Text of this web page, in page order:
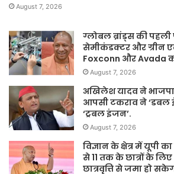
August 7, 2026
ग्लोबल ब्रांड्स की
सेमीकंडक्टर और ग्रीन
Foxconn और Avada
August 7, 2026
अखिलेश यादव ने
आपसी टकराव ने ‘डबल
‘ट्रबल इंजन’.
August 7, 2026
विज्ञान के क्षेत्र में यूपी
से 11 तक के छात्रों के
छात्रवृत्ति से जमा हो